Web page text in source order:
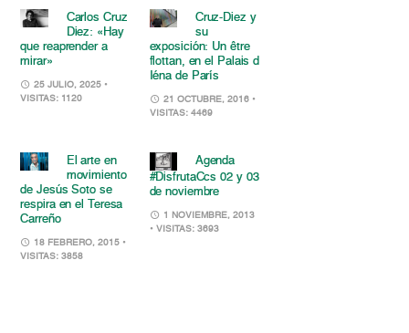
Carlos Cruz
Diez: «Hay
que reaprender a
mirar»
25 JULIO, 2025 •
VISITAS: 1120
Cruz-Diez y
su
exposición: Un être
flottan, en el Palais d
Iéna de París
21 OCTUBRE, 2016 •
VISITAS: 4469
El arte en
movimiento
de Jesús Soto se
respira en el Teresa
Carreño
18 FEBRERO, 2015 •
VISITAS: 3858
Agenda
#DisfrutaCcs 02 y 03
de noviembre
1 NOVIEMBRE, 2013
• VISITAS: 3693